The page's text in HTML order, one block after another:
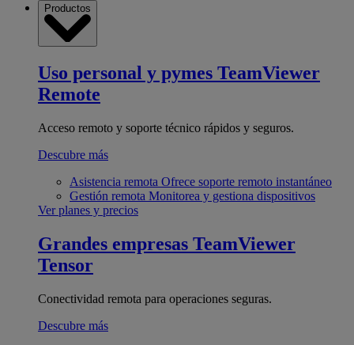
Productos
Uso personal y pymes TeamViewer
Remote
Acceso remoto y soporte técnico rápidos y seguros.
Descubre más
Asistencia remota Ofrece soporte remoto instantáneo
Gestión remota Monitorea y gestiona dispositivos
Ver planes y precios
Grandes empresas TeamViewer
Tensor
Conectividad remota para operaciones seguras.
Descubre más